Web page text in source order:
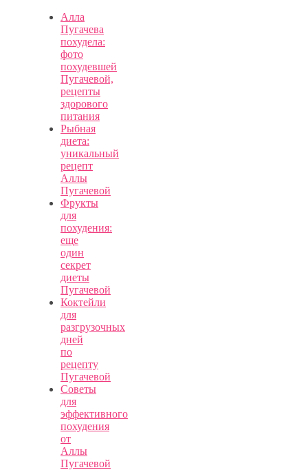
Алла
Пугачева
похудела:
фото
похудевшей
Пугачевой,
рецепты
здорового
питания
Рыбная
диета:
уникальный
рецепт
Аллы
Пугачевой
Фрукты
для
похудения:
еще
один
секрет
диеты
Пугачевой
Коктейли
для
разгрузочных
дней
по
рецепту
Пугачевой
Советы
для
эффективного
похудения
от
Аллы
Пугачевой